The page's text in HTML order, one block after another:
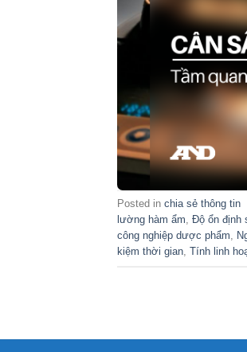
Posted in chia sẻ thông tin
lường hàm ẩm, Độ ổn định
công nghiệp dược phẩm,
kiệm thời gian, Tính linh